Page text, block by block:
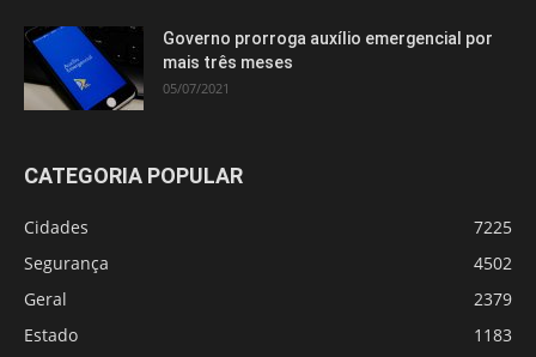
Governo prorroga auxílio emergencial por
mais três meses
05/07/2021
CATEGORIA POPULAR
Cidades
7225
Segurança
4502
Geral
2379
Estado
1183